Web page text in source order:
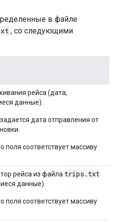
в файле
, со следующими
рейса (дата,
данные).
дата отправления от
поля соответствует массиву
рейса из файла trips.txt
данные).
поля соответствует массиву